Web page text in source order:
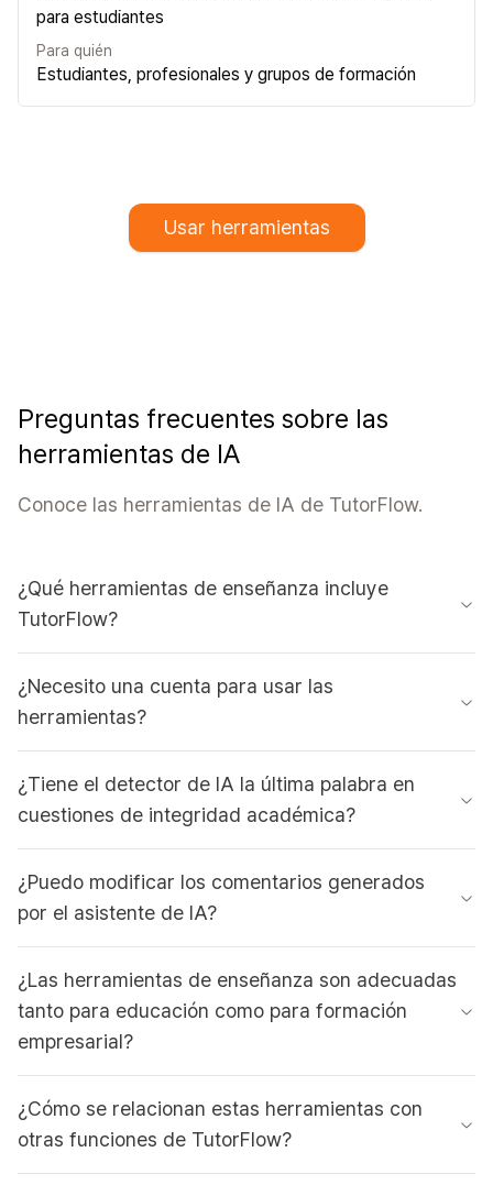
para estudiantes
Para quién
Estudiantes, profesionales y grupos de formación
Usar herramientas
Preguntas frecuentes sobre las
herramientas de IA
Conoce las herramientas de IA de TutorFlow.
¿Qué herramientas de enseñanza incluye
TutorFlow?
¿Necesito una cuenta para usar las
herramientas?
¿Tiene el detector de IA la última palabra en
cuestiones de integridad académica?
¿Puedo modificar los comentarios generados
por el asistente de IA?
¿Las herramientas de enseñanza son adecuadas
tanto para educación como para formación
empresarial?
¿Cómo se relacionan estas herramientas con
otras funciones de TutorFlow?